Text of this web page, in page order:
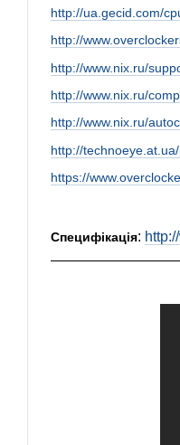
http://ua.gecid.com/
http://
http://www.nix.ru/
http://www.nix.ru/
http://www.nix.ru/
http://
https://
Специфікація: